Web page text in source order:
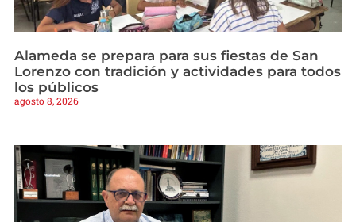
Alameda se prepara para sus fiestas de San
Lorenzo con tradición y actividades para todos
los públicos
agosto 8, 2026